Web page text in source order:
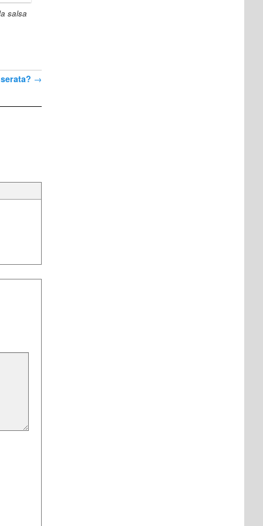
salsa
→